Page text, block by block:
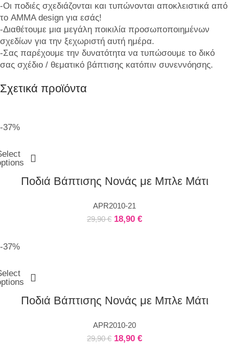
-Οι ποδιές σχεδιάζονται και τυπώνονται αποκλειστικά από
το AMMA design για εσάς!
-Διαθέτουμε μια μεγάλη ποικιλία προσωποποιημένων
σχεδίων για την ξεχωριστή αυτή ημέρα.
-Σας παρέχουμε την δυνατότητα να τυπώσουμε το δικό
σας σχέδιο / θεματικό βάπτισης κατόπιν συνεννόησης.
Σχετικά προϊόντα
-37%
Ποδιά Βάπτισης Νονάς με Μπλε Μάτι
APR2010-21
29,90€ 18,90 €
-37%
Ποδιά Βάπτισης Νονάς με Μπλε Μάτι
APR2010-20
29,90€ 18,90 €